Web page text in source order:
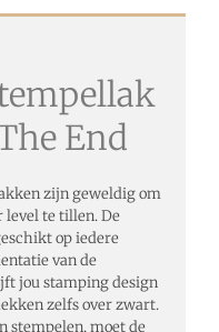
End
zijn geweldig om
level te tillen. De
op iedere
van de
jou stamping design
zelfs over zwart.
stempelen, moet de